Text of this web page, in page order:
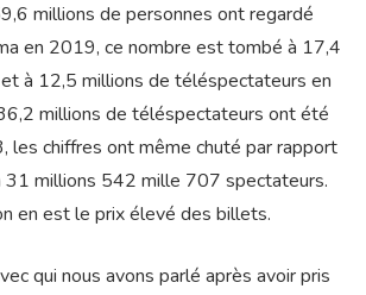
millions de personnes ont regardé
en 2019, ce nombre est tombé à 17,4
à 12,5 millions de téléspectateurs en
millions de téléspectateurs ont été
les chiffres ont même chuté par rapport
millions 542 mille 707 spectateurs.
en est le prix élevé des billets.
qui nous avons parlé après avoir pris